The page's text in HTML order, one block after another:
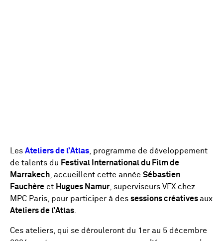
Les Ateliers de l’Atlas , programme de développement
de talents du Festival International du Film de
Marrakech , accueillent cette année Sébastien
Fauchère et Hugues Namur, superviseurs VFX chez
MPC Paris, pour participer à des sessions créativesaux
Ateliers de l’Atlas
Ces ateliers, qui se dérouleront du 1er au 5 décembre